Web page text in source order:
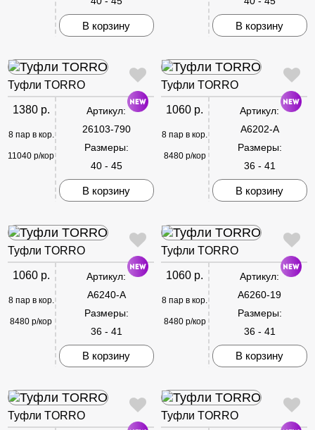
В корзину В корзину
Туфли TORRO
1380 р.
8 пар в кор.
11040 р/кор
Артикул:
26103-790
Размеры:
40 - 45
В корзину
Туфли TORRO
1060 р.
8 пар в кор.
8480 р/кор
Артикул:
A6202-A
Размеры:
36 - 41
В корзину
Туфли TORRO
1060 р.
8 пар в кор.
8480 р/кор
Артикул:
A6240-A
Размеры:
36 - 41
В корзину
Туфли TORRO
1060 р.
8 пар в кор.
8480 р/кор
Артикул:
A6260-19
Размеры:
36 - 41
В корзину
Туфли TORRO Туфли TORRO